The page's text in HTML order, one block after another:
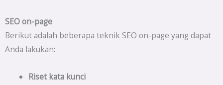
SEO on-page
Berikut adalah beberapa teknik SEO on-page yang dapat
Anda lakukan:
Riset kata kunci